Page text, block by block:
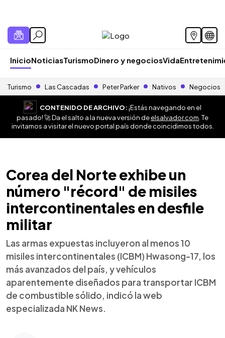
InicioNoticiasTurismoDinero y negociosVida
Turismo Las Cascadas Peter Parker Nativos Negocios
CONTENIDO DE ARCHIVO:¡Estás navegando en el
pasado! 🚀 Da el salto a la nueva versión deelsalvador.com . Te
invitamos a visitar el nuevo portal país donde coincidimos todos.
Corea del Norte exhibe un
número "récord" de misiles
intercontinentales en desfile
militar
Las armas expuestas incluyeron al menos 10
misiles intercontinentales (ICBM) Hwasong-17, los
más avanzados del país, y vehículos
aparentemente diseñados para transportar ICBM
de combustible sólido, indicó la web
especializada NK News.